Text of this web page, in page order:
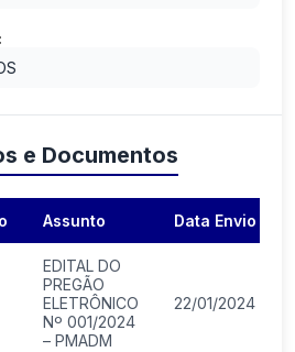
e Documentos
Assunto Data Envio
EDITAL DO
PREGÃO
ELETRÔNICO
Nº 001/2024
– PMADM
22/01/2024